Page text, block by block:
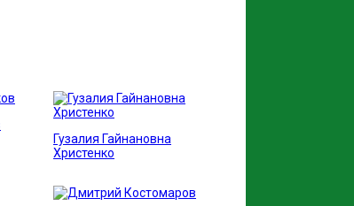
Гузалия Гайнановна
Христенко